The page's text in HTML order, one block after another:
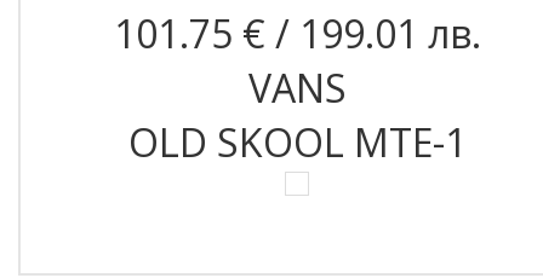
101.75 € / 199.01 лв.
VANS
OLD SKOOL MTE-1